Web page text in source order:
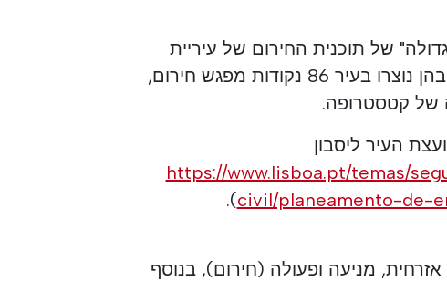
של תוכנית החירום של עיריית
ליסבון, יחד עם 24 מועצות הקהילה, בהן נוצרו בעיר 86 נקודות מפגש חירום,
של קטסטרופה.
העיר ליסבון
https://www.lisboa.pt/temas/
civil/planeamento-de-
).
מניעה ופעולה (חירום), בנוסף